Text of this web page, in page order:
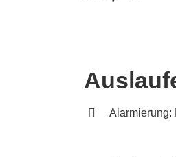
Alarmierung: